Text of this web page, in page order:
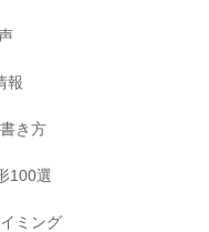
報
き方
100選
ミング